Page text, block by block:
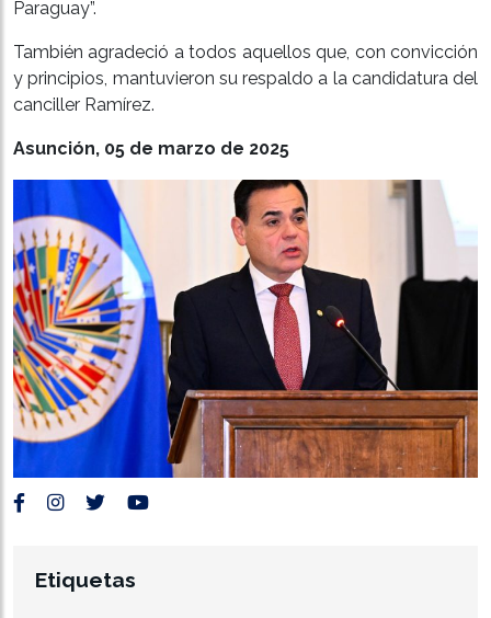
Paraguay”.
También agradeció a todos aquellos que, con convicción
y principios, mantuvieron su respaldo a la candidatura del
canciller Ramírez.
Asunción, 05 de marzo de 2025
Etiquetas